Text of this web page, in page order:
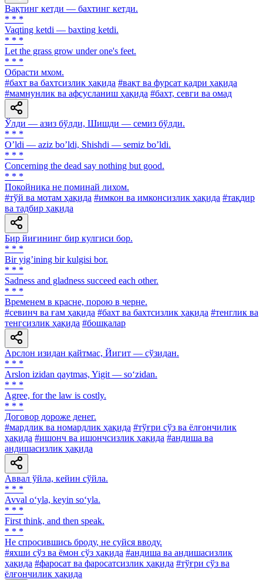
Вақтинг кетди — бахтинг кетди.
* * *
Vaqting ketdi — baxting ketdi.
* * *
Let the grass grow under one's feet.
* * *
Обрасти мхом.
#бахт ва бахтсизлик ҳақида #вақт ва фурсат қадри ҳақида
#мамнунлик ва афсусланиш ҳақида #бахт, севги ва омад
Ўлди — азиз бўлди, Шишди — семиз бўлди.
* * *
Oʼldi — aziz boʼldi, Shishdi — semiz boʼldi.
* * *
Concerning the dead say nothing but good.
* * *
Покойника не поминай лихом.
#тўй ва мотам ҳақида #имкон ва имконсизлик ҳақида #тақдир
ва тадбир ҳақида
Бир йиғининг бир кулгиси бор.
* * *
Bir yigʼining bir kulgisi bor.
* * *
Sadness and gladness succeed each other.
* * *
Временем в красне, порою в черне.
#севинч ва ғам ҳақида #бахт ва бахтсизлик ҳақида #тенглик ва
тенгсизлик ҳақида #бошқалар
Арслон изидан қайтмас, Йигит — сўзидан.
* * *
Arslon izidan qaytmas, Yigit — so‘zidan.
* * *
Agree, for the law is costly.
* * *
Договор дороже денег.
#мардлик ва номардлик ҳақида #тўғри сўз ва ёлғончилик
ҳақида #ишонч ва ишончсизлик ҳақида #андиша ва
андишасизлик ҳақида
Аввал ўйла, кейин сўйла.
* * *
Avval o‘yla, keyin so‘yla.
* * *
First think, and then speak.
* * *
He спросившись броду, не суйся вводу.
#яхши сўз ва ёмон сўз ҳақида #андиша ва андишасизлик
ҳақида #фаросат ва фаросатсизлик ҳақида #тўғри сўз ва
ёлғончилик ҳақида